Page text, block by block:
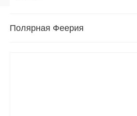
Полярная Феерия